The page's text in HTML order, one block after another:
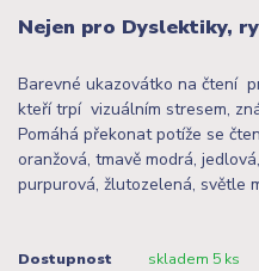
Nejen pro Dyslektiky,
Barevné ukazovátko na čtení
kteří trpí vizuálním stresem,
Pomáhá překonat potíže se
oranžová, tmavě modrá,
purpurová, žlutozelená, světle
Dostupnost skladem 5 ks